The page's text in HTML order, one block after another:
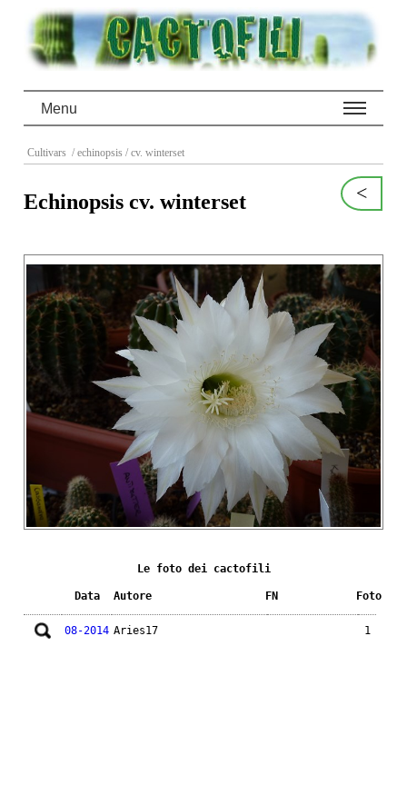
Menu
Cultivars / echinopsis / cv. winterset
<
Echinopsis cv. winterset
Le foto dei cactofili
Data Autore FN Foto
08-2014 Aries17 1